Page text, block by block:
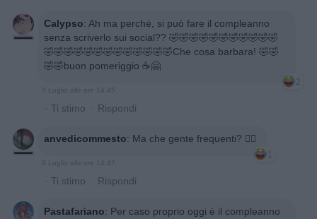
Calypso: Ah ma perché, si può fare il compleanno
senza scriverlo sui social?? 🤣🤣🤣🤣🤣🤣🤣🤣🤣🤣🤣
🤣🤣🤣🤣🤣🤣🤣🤣🤣🤣🤣🤣🤣Che cosa barbara! 🤣🤣
🤣🤣buon pomeriggio ☕🤗
2
· Ti stimo · Rispondi
anvedicommesto: Ma che gente frequenti? 😵‍💫
1
9 Luglio alle ore 14:47
· Ti stimo · Rispondi
Pastafariano: Per caso proprio oggi è il compleanno